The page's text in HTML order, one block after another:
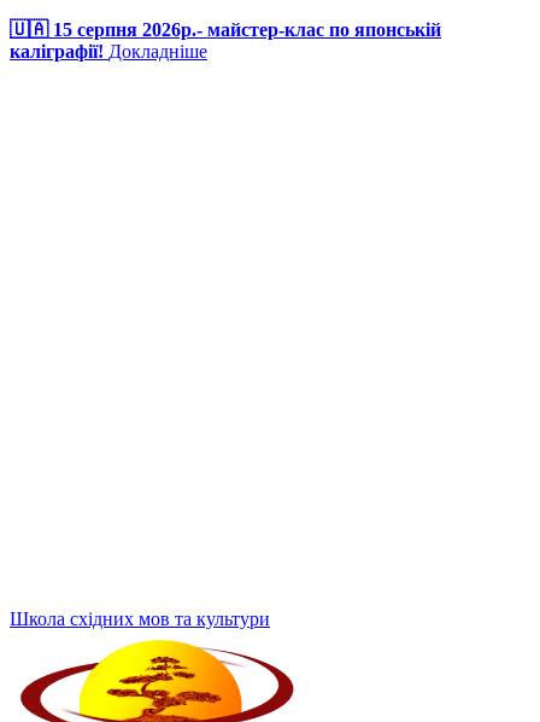
🇺🇦 15 серпня 2026р.- майстер-клас по японській
каліграфії! Докладніше
Школа східних мов та культури